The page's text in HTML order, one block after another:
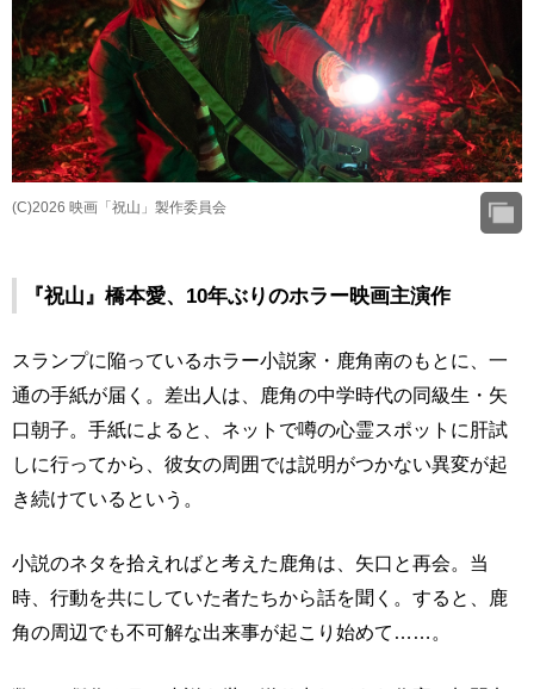
(C)2026 映画「祝山」製作委員会
『祝山』橋本愛、10年ぶりのホラー映画主演作
スランプに陥っているホラー小説家・鹿角南のもとに、一
通の手紙が届く。差出人は、鹿角の中学時代の同級生・矢
口朝子。手紙によると、ネットで噂の心霊スポットに肝試
しに行ってから、彼女の周囲では説明がつかない異変が起
き続けているという。
小説のネタを拾えればと考えた鹿角は、矢口と再会。当
時、行動を共にしていた者たちから話を聞く。すると、鹿
角の周辺でも不可解な出来事が起こり始めて……。